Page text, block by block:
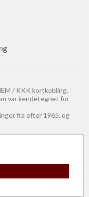
/ KKK kortkobling.
var kendetegnet for
fra efter 1965, og